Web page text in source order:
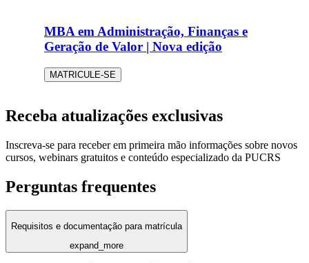
MBA em Administração, Finanças e
Geração de Valor | Nova edição
MATRICULE-SE
Receba atualizações exclusivas
Inscreva-se para receber em primeira mão informações sobre novos
cursos, webinars gratuitos e conteúdo especializado da PUCRS
Perguntas frequentes
Requisitos e documentação para matrícula
expand_more